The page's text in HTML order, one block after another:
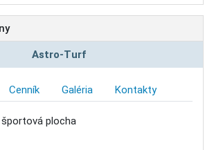
Astro-Turf
Cenník Galéria Kontakty
plocha